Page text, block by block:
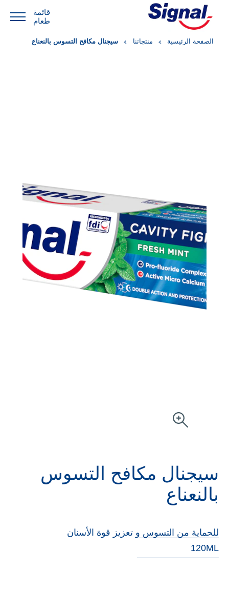
قائمة
طعام
الصفحة الرئيسية منتجاتنا سيجنال مكافح التسوس بالنعناع
سيجنال مكافح التسوس
بالنعناع
للحماية من التسوس و تعزيز قوة الأسنان
120ML